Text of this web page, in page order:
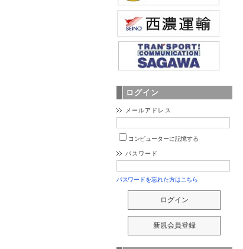
ログイン
メールアドレス
コンピューターに記憶する
パスワード
パスワードを忘れた方はこちら